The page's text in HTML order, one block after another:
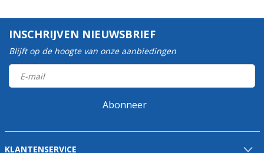
INSCHRIJVEN NIEUWSBRIEF
Blijft op de hoogte van onze aanbiedingen
Abonneer
KLANTENSERVICE